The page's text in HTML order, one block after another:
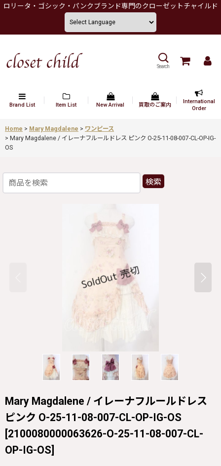
ロリータ・ゴシック・パンクブランド専門のクローゼットチャイルド
Search
Brand List Item List New Arrival 買取のご案内
International
Order
Home > Mary Magdalene > ワンピース
> Mary Magdalene / イレーナフルールドレス ピンク O-25-11-08-007-CL-OP-IG-
OS
検索
Mary Magdalene / イレーナフルールドレス
ピンク O-25-11-08-007-CL-OP-IG-OS
[2100080000063626-O-25-11-08-007-CL-
OP-IG-OS]